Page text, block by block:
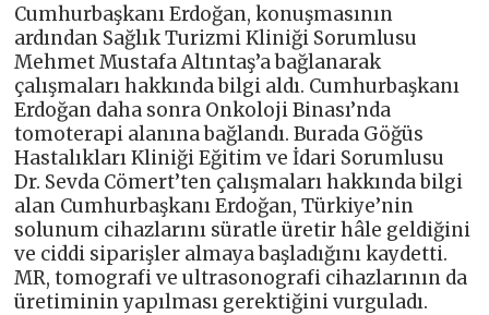
Cumhurbaşkanı Erdoğan, konuşmasının
ardından Sağlık Turizmi Kliniği Sorumlusu
Mehmet Mustafa Altıntaş’a bağlanarak
çalışmaları hakkında bilgi aldı. Cumhurbaşkanı
Erdoğan daha sonra Onkoloji Binası’nda
tomoterapi alanına bağlandı. Burada Göğüs
Hastalıkları Kliniği Eğitim ve İdari Sorumlusu
Dr. Sevda Cömert’ten çalışmaları hakkında bilgi
alan Cumhurbaşkanı Erdoğan, Türkiye’nin
solunum cihazlarını süratle üretir hâle geldiğini
ve ciddi siparişler almaya başladığını kaydetti.
MR, tomografi ve ultrasonografi cihazlarının da
üretiminin yapılması gerektiğini vurguladı.